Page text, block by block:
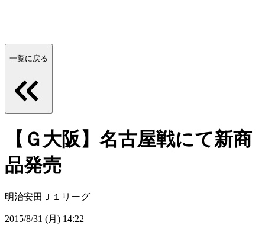
一覧に戻る
【Ｇ大阪】名古屋戦にて新商
品発売
明治安田Ｊ１リーグ
2015/8/31 (月) 14:22